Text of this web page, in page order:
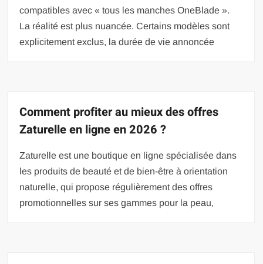
compatibles avec « tous les manches OneBlade ».
La réalité est plus nuancée. Certains modèles sont
explicitement exclus, la durée de vie annoncée
Comment profiter au mieux des offres
Zaturelle en ligne en 2026 ?
Zaturelle est une boutique en ligne spécialisée dans
les produits de beauté et de bien-être à orientation
naturelle, qui propose régulièrement des offres
promotionnelles sur ses gammes pour la peau,